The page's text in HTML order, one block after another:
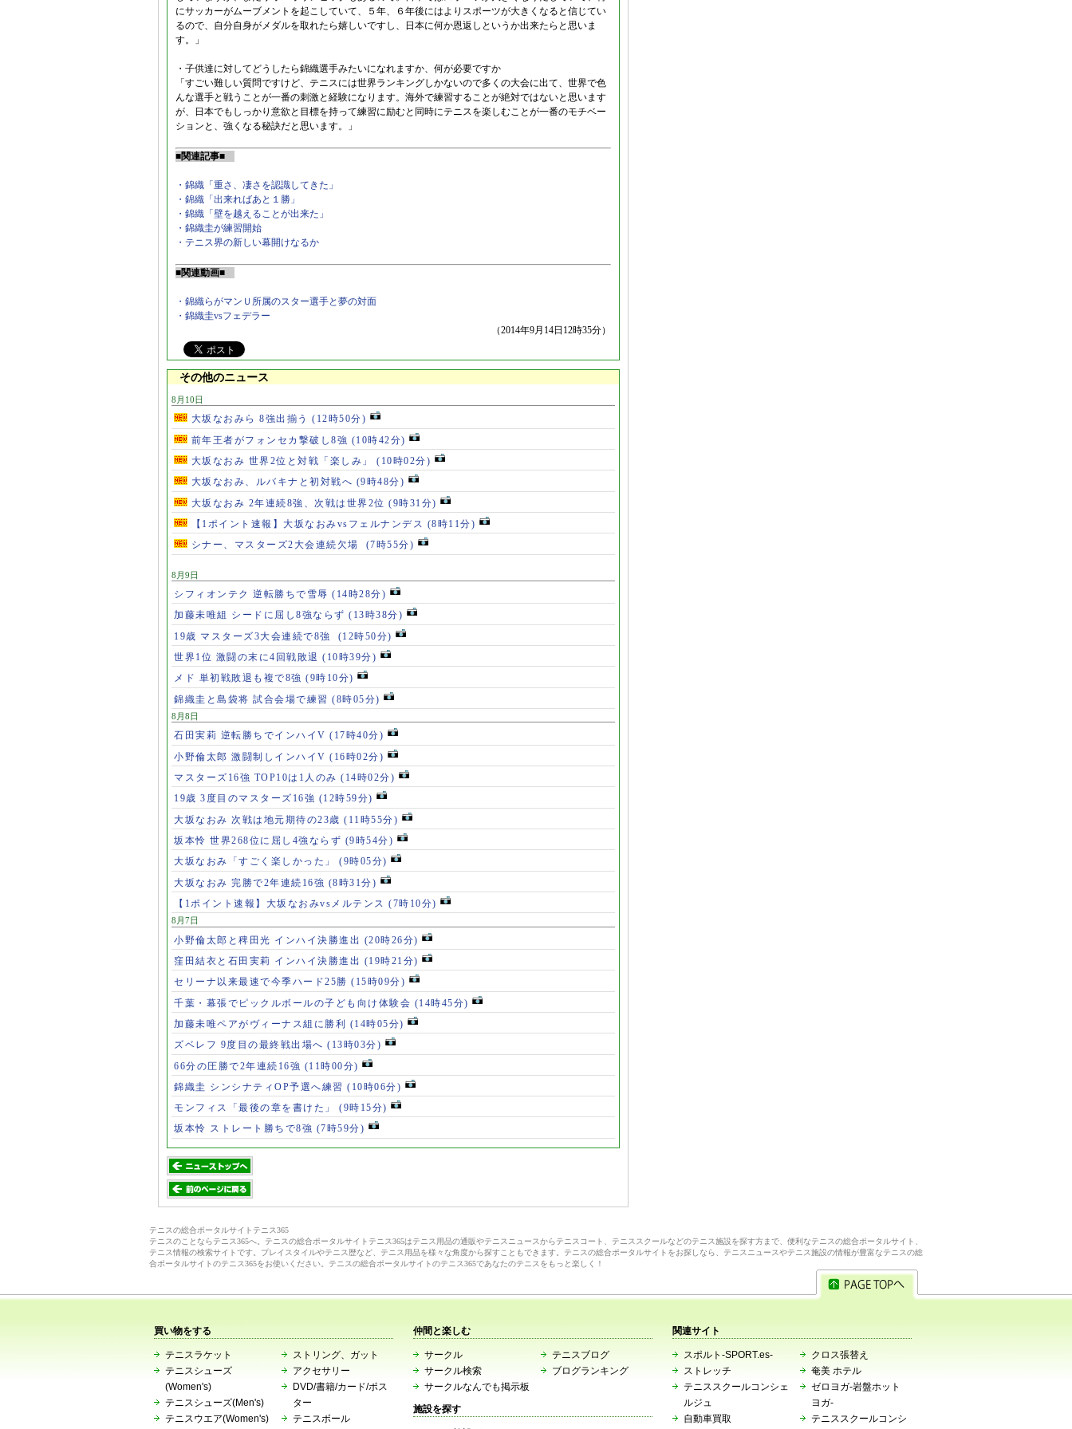
にサッカーがムーブメントを起こしていて、５年、６年後にはよりスポーツが大きくなると信じてい
るので、自分自身がメダルを取れたら嬉しいですし、日本に何か恩返しというか出来たらと思いま
す。」
・子供達に対してどうしたら錦織選手みたいになれますか、何が必要ですか
「すごい難しい質問ですけど、テニスには世界ランキングしかないので多くの大会に出て、世界で色
んな選手と戦うことが一番の刺激と経験になります。海外で練習することが絶対ではないと思います
が、日本でもしっかり意欲と目標を持って練習に励むと同時にテニスを楽しむことが一番のモチベー
ションと、強くなる秘訣だと思います。」
■関連記事■
・錦織「重さ、凄さを認識してきた」
・錦織「出来ればあと１勝」
・錦織「壁を越えることが出来た」
・錦織圭が練習開始
・テニス界の新しい幕開けなるか
■関連動画■
・錦織らがマンＵ所属のスター選手と夢の対面
・錦織圭vsフェデラー
（2014年9月14日12時35分）
その他のニュース
8月10日
大坂なおみら 8強出揃う (12時50分)
前年王者がフォンセカ撃破し8強 (10時42分)
大坂なおみ 世界2位と対戦「楽しみ」 (10時02分)
大坂なおみ、ルバキナと初対戦へ (9時48分)
大坂なおみ 2年連続8強、次戦は世界2位 (9時31分)
【1ポイント速報】大坂なおみvsフェルナンデス (8時11分)
シナー、マスターズ2大会連続欠場 (7時55分)
8月9日
シフィオンテク 逆転勝ちで雪辱 (14時28分)
加藤未唯組 シードに屈し8強ならず (13時38分)
19歳 マスターズ3大会連続で8強 (12時50分)
世界1位 激闘の末に4回戦敗退 (10時39分)
メド 単初戦敗退も複で8強 (9時10分)
錦織圭と島袋将 試合会場で練習 (8時05分)
8月8日
石田実莉 逆転勝ちでインハイV (17時40分)
小野倫太郎 激闘制しインハイV (16時02分)
マスターズ16強 TOP10は1人のみ (14時02分)
19歳 3度目のマスターズ16強 (12時59分)
大坂なおみ 次戦は地元期待の23歳 (11時55分)
坂本怜 世界268位に屈し4強ならず (9時54分)
大坂なおみ「すごく楽しかった」 (9時05分)
大坂なおみ 完勝で2年連続16強 (8時31分)
【1ポイント速報】大坂なおみvsメルテンス (7時10分)
8月7日
小野倫太郎と稗田光 インハイ決勝進出 (20時26分)
窪田結衣と石田実莉 インハイ決勝進出 (19時21分)
セリーナ以来最速で今季ハード25勝 (15時09分)
千葉・幕張でピックルボールの子ども向け体験会 (14時45分)
加藤未唯ペアがヴィーナス組に勝利 (14時05分)
ズベレフ 9度目の最終戦出場へ (13時03分)
66分の圧勝で2年連続16強 (11時00分)
錦織圭 シンシナティOP予選へ練習 (10時06分)
モンフィス「最後の章を書けた」 (9時15分)
坂本怜 ストレート勝ちで8強 (7時59分)
テニスの総合ポータルサイトテニス365
テニスのことならテニス365へ。テニスの総合ポータルサイトテニス365はテニス用品の通販やテニスニュースからテニスコート、テニススクールなどのテニス施設を探す方まで、便利なテニスの総合ポータルサイト、
テニス情報の検索サイトです。プレイスタイルやテニス歴など、テニス用品を様々な角度から探すこともできます。テニスの総合ポータルサイトをお探しなら、テニスニュースやテニス施設の情報が豊富なテニスの総
合ポータルサイトのテニス365をお使いください。テニスの総合ポータルサイトのテニス365であなたのテニスをもっと楽しく！
買い物をする
テニスラケット
テニスシューズ
(Women's)
テニスシューズ(Men's)
テニスウエア(Women's)
ストリング、ガット
アクセサリー
DVD/書籍/カード/ポス
ター
テニスボール
仲間と楽しむ
サークル
サークル検索
サークルなんでも掲示板
テニスブログ
ブログランキング
施設を探す
関連サイト
スポルト-SPORT.es-
ストレッチ
テニススクールコンシェ
ルジュ
自動車買取
クロス張替え
奄美 ホテル
ゼロヨガ-岩盤ホット
ヨガ-
テニススクールコンシ